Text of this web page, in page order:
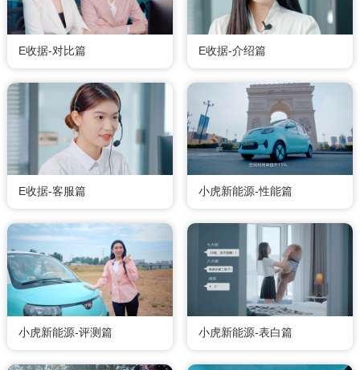
E收据-对比篇 E收据-介绍篇
E收据-客服篇 小虎新能源-性能篇
小虎新能源-评测篇 小虎新能源-表白篇